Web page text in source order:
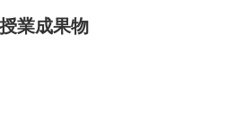
授業成果物